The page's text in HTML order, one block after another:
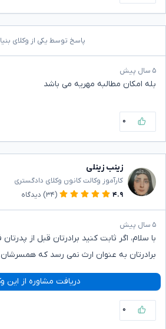
پاسخ توسط یکی از وکلای
۵ سال پیش
بله امکان مطالبه مهریه می باشد
۰
زینب زینلی
کارآموز وکالت کانون وکلای دادگستری
۴.۹
(۳۴) دیدگاه
۵ سال پیش
با سلام، اگر ثابت کنید برادرتان قبل از
برادرتان به عنوان ارث نمی رسد که همسرشان
دریافت مشاوره از این
۰